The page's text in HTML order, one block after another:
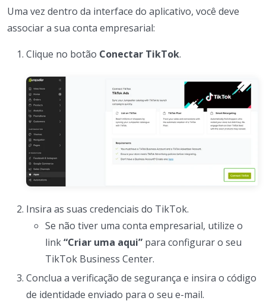
Uma vez dentro da interface do aplicativo, você deve
associar a sua conta empresarial:
Clique no botão Conectar TikTok.
Insira as suas credenciais do TikTok.
Se não tiver uma conta empresarial, utilize o
link“Criar uma aqui” para configurar o seu
TikTok Business Center.
Conclua a verificação de segurança e insira o código
de identidade enviado para o seu e-mail.